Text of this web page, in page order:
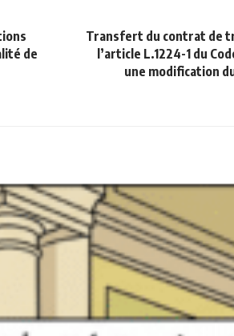
de
Transfert du contrat de
l’article L.1224-1 du
une modification